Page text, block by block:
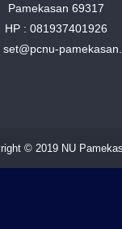
Pamekasan 69317
HP : 081937401926
set@pcnu-
© 2019 NU